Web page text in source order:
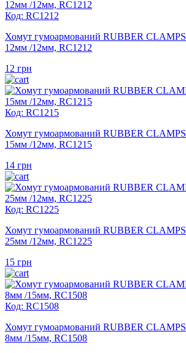
Код: RC1212
Хомут гумоармований RUBBER CLAMPS
12мм /12мм, RC1212
12 грн
Код: RC1215
Хомут гумоармований RUBBER CLAMPS
15мм /12мм, RC1215
14 грн
Код: RC1225
Хомут гумоармований RUBBER CLAMPS
25мм /12мм, RC1225
15 грн
Код: RC1508
Хомут гумоармований RUBBER CLAMPS
8мм /15мм, RC1508